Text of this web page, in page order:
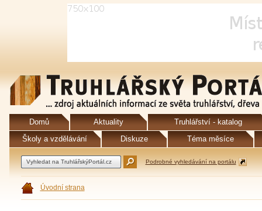
Domů Aktuality
Truhlářství - katalog
Školy a vzdělávání
Diskuze Téma měsíce
Podrobné vyhledávání na portálu
Úvodní strana